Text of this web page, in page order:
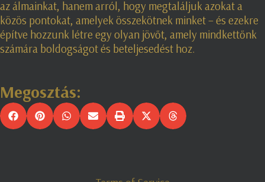
az álmainkat, hanem arról, hogy megtaláljuk azokat a
közös pontokat, amelyek összekötnek minket – és ezekre
építve hozzunk létre egy olyan jövőt, amely mindkettőnk
számára boldogságot és beteljesedést hoz.
Megosztás: